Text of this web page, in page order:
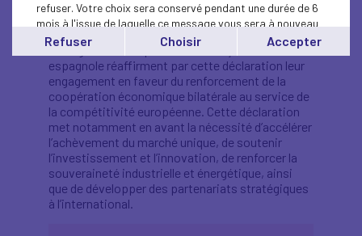
Dans un contexte international marqué par de
fortes tensions géopolitiques et économiques,
les organisations patronales française et
espagnole réaffirment par cette déclaration leur
engagement en faveur du renforcement de la
coopération économique bilatérale au service de
la compétitivité européenne. Cette déclaration
met notamment en avant la nécessité d’accélérer
l’achèvement du marché unique, de soutenir
l’investissement et l’innovation, de renforcer la
souveraineté industrielle et énergétique, ainsi
que de développer des partenariats stratégiques
à l’international.
refuser. Votre choix sera conservé pendant une durée de 6
mois à l'issue de laquelle ce message vous sera à nouveau
affiché..
Vous pouvez modifier votre choix à tout moment en
cliquant sur le lien'cookies' en bas de page.
Refuser Choisir Accepter